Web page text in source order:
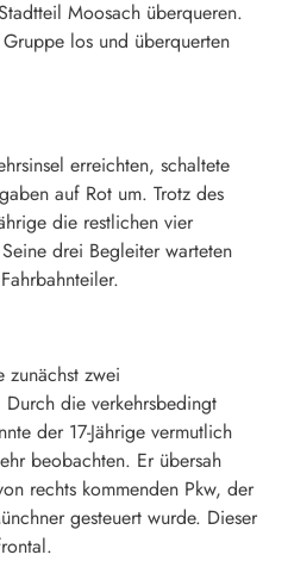
Moosach überqueren.
los und überquerten
erreichten, schaltete
auf Rot um. Trotz des
die restlichen vier
drei Begleiter warteten
zunächst zwei
die verkehrsbedingt
der 17-Jährige vermutlich
beobachten. Er übersah
rechts kommenden Pkw, der
gesteuert wurde. Dieser